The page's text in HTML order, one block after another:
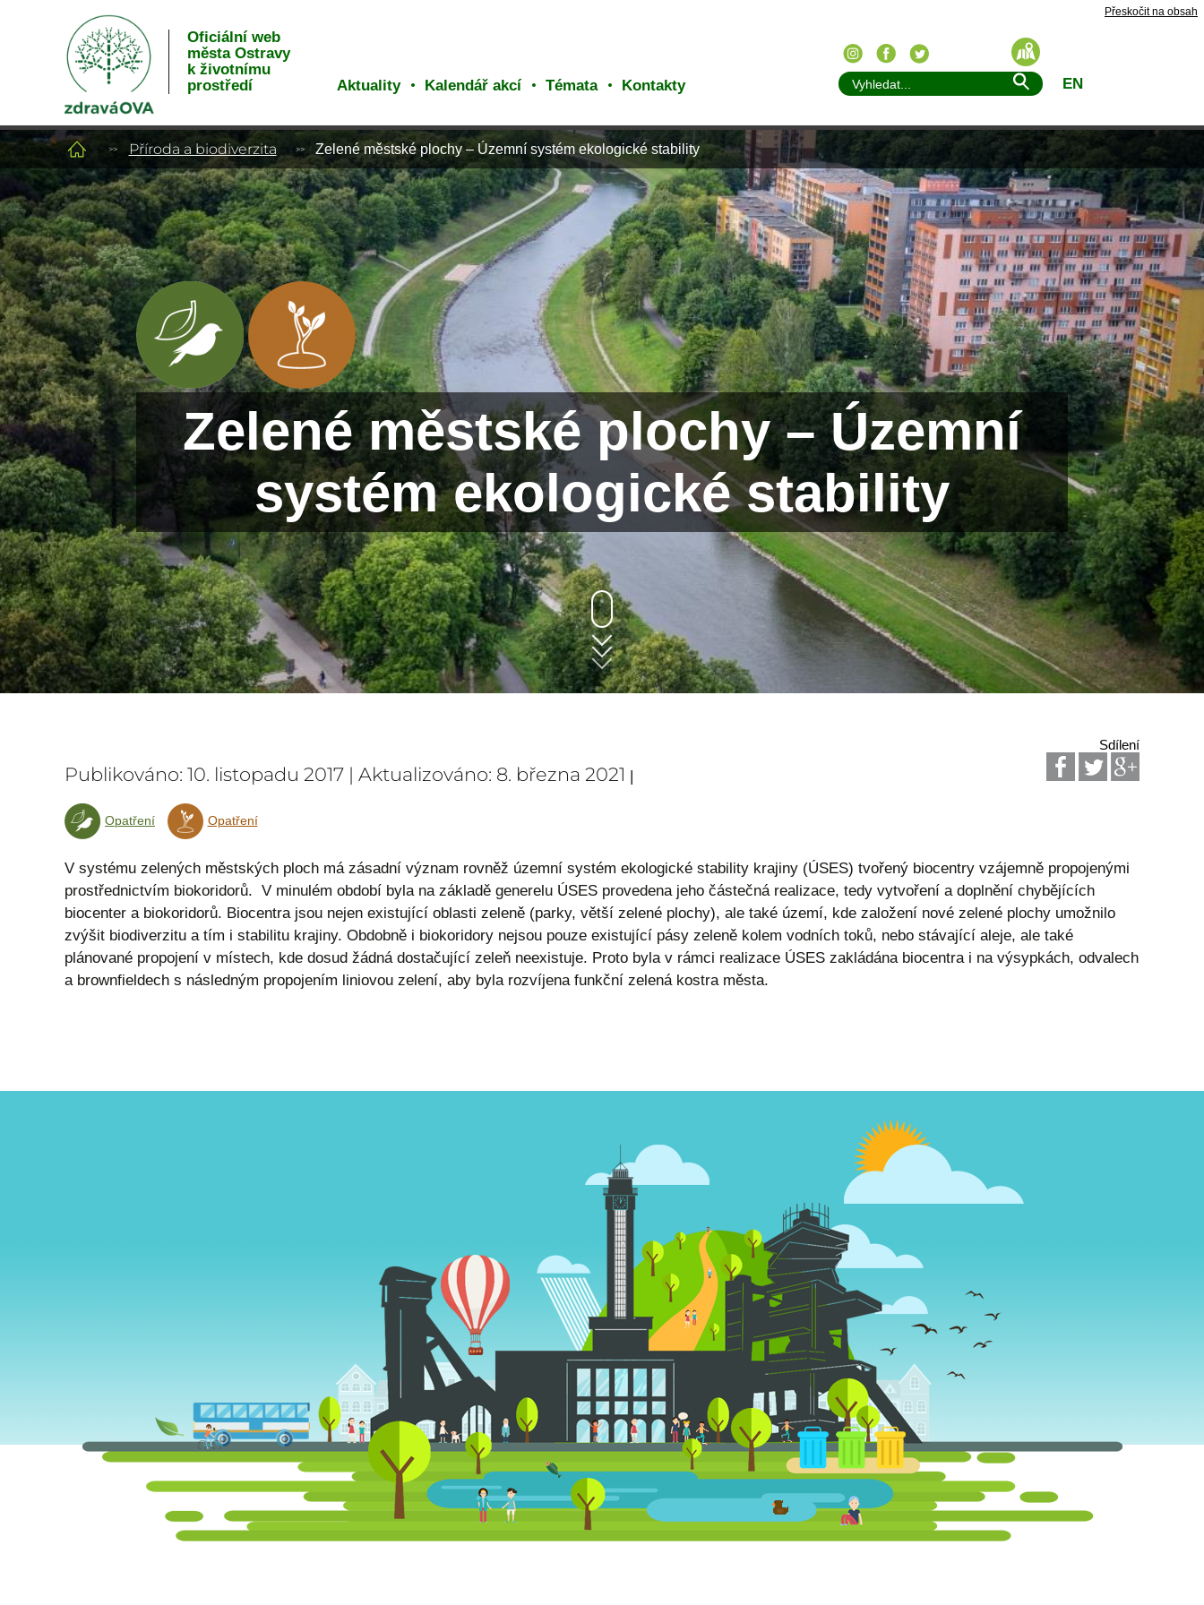
Přeskočit na obsah
Oficiální web
města Ostravy
k životnímu
prostředí
Aktuality Kalendář akcí Témata Kontakty EN
Příroda a biodiverzita Zelené městské plochy – Územní systém ekologické stability
Zelené městské plochy – Územní
systém ekologické stability
Sdílení
Publikováno: 10. listopadu 2017 | Aktualizováno: 8. března 2021 |
Opatření Opatření
V systému zelených městských ploch má zásadní význam rovněž územní systém ekologické stability krajiny (ÚSES) tvořený biocentry vzájemně propojenými
prostřednictvím biokoridorů. V minulém období byla na základě generelu ÚSES provedena jeho částečná realizace, tedy vytvoření a doplnění chybějících
biocenter a biokoridorů. Biocentra jsou nejen existující oblasti zeleně (parky, větší zelené plochy), ale také území, kde založení nové zelené plochy umožnilo
zvýšit biodiverzitu a tím i stabilitu krajiny. Obdobně i biokoridory nejsou pouze existující pásy zeleně kolem vodních toků, nebo stávající aleje, ale také
plánované propojení v místech, kde dosud žádná dostačující zeleň neexistuje. Proto byla v rámci realizace ÚSES zakládána biocentra i na výsypkách, odvalech
a brownfieldech s následným propojením liniovou zelení, aby byla rozvíjena funkční zelená kostra města.